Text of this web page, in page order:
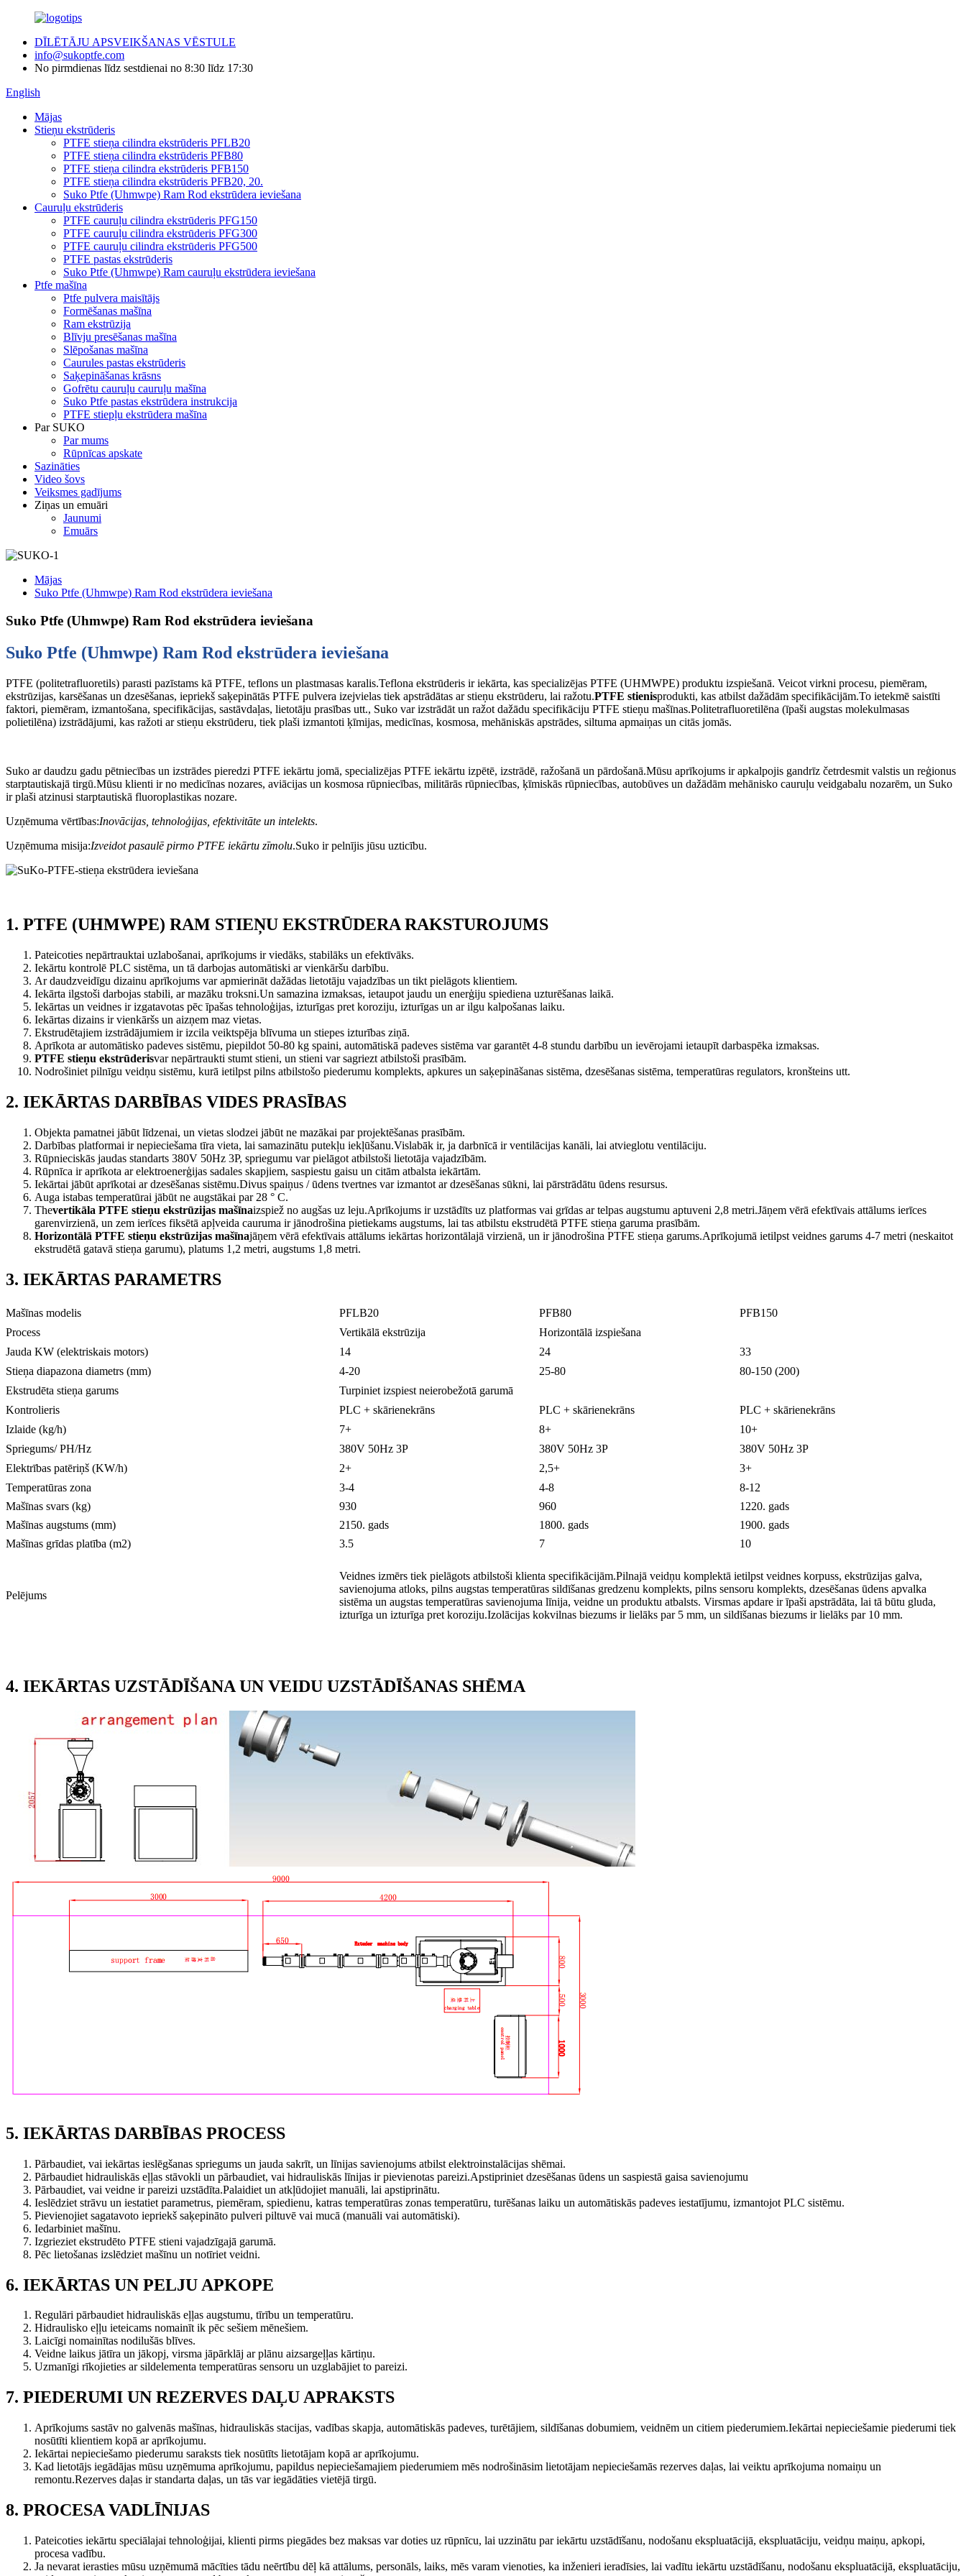
DĪLĒTĀJU APSVEIKŠANAS VĒSTULE
info@sukoptfe.com
No pirmdienas līdz sestdienai no 8:30 līdz 17:30
English
Mājas
Stieņu ekstrūderis
PTFE stieņa cilindra ekstrūderis PFLB20
PTFE stieņa cilindra ekstrūderis PFB80
PTFE stieņa cilindra ekstrūderis PFB150
PTFE stieņa cilindra ekstrūderis PFB20, 20.
Suko Ptfe (Uhmwpe) Ram Rod ekstrūdera ieviešana
Cauruļu ekstrūderis
PTFE cauruļu cilindra ekstrūderis PFG150
PTFE cauruļu cilindra ekstrūderis PFG300
PTFE cauruļu cilindra ekstrūderis PFG500
PTFE pastas ekstrūderis
Suko Ptfe (Uhmwpe) Ram cauruļu ekstrūdera ieviešana
Ptfe mašīna
Ptfe pulvera maisītājs
Formēšanas mašīna
Ram ekstrūzija
Blīvju presēšanas mašīna
Slēpošanas mašīna
Caurules pastas ekstrūderis
Saķepināšanas krāsns
Gofrētu cauruļu cauruļu mašīna
Suko Ptfe pastas ekstrūdera instrukcija
PTFE stiepļu ekstrūdera mašīna
Par SUKO
Par mums
Rūpnīcas apskate
Sazināties
Video šovs
Veiksmes gadījums
Ziņas un emuāri
Jaunumi
Emuārs
Mājas
Suko Ptfe (Uhmwpe) Ram Rod ekstrūdera ieviešana
Suko Ptfe (Uhmwpe) Ram Rod ekstrūdera ieviešana
Suko Ptfe (Uhmwpe) Ram Rod ekstrūdera ieviešana
PTFE (politetrafluoretils) parasti pazīstams kā PTFE, teflons un plastmasas karalis.Teflona ekstrūderis ir iekārta, kas specializējas PTFE (UHMWPE) produktu izspiešanā. Veicot virkni procesu, piemēram,
ekstrūzijas, karsēšanas un dzesēšanas, iepriekš saķepinātās PTFE pulvera izejvielas tiek apstrādātas ar stieņu ekstrūderu, lai ražotu.PTFE stienisprodukti, kas atbilst dažādām specifikācijām.To ietekmē saistīti
faktori, piemēram, izmantošana, specifikācijas, sastāvdaļas, lietotāju prasības utt., Suko var izstrādāt un ražot dažādu specifikāciju PTFE stieņu mašīnas.Politetrafluoretilēna (īpaši augstas molekulmasas
polietilēna) izstrādājumi, kas ražoti ar stieņu ekstrūderu, tiek plaši izmantoti ķīmijas, medicīnas, kosmosa, mehāniskās apstrādes, siltuma apmaiņas un citās jomās.
Suko ar daudzu gadu pētniecības un izstrādes pieredzi PTFE iekārtu jomā, specializējas PTFE iekārtu izpētē, izstrādē, ražošanā un pārdošanā.Mūsu aprīkojums ir apkalpojis gandrīz četrdesmit valstis un reģionus
starptautiskajā tirgū.Mūsu klienti ir no medicīnas nozares, aviācijas un kosmosa rūpniecības, militārās rūpniecības, ķīmiskās rūpniecības, autobūves un dažādām mehānisko cauruļu veidgabalu nozarēm, un Suko
ir plaši atzinusi starptautiskā fluoroplastikas nozare.
Uzņēmuma vērtības:Inovācijas, tehnoloģijas, efektivitāte un intelekts.
Uzņēmuma misija:Izveidot pasaulē pirmo PTFE iekārtu zīmolu.Suko ir pelnījis jūsu uzticību.
1. PTFE (UHMWPE) RAM STIEŅU EKSTRŪDERA RAKSTUROJUMS
Pateicoties nepārtrauktai uzlabošanai, aprīkojums ir viedāks, stabilāks un efektīvāks.
Iekārtu kontrolē PLC sistēma, un tā darbojas automātiski ar vienkāršu darbību.
Ar daudzveidīgu dizainu aprīkojums var apmierināt dažādas lietotāju vajadzības un tikt pielāgots klientiem.
Iekārta ilgstoši darbojas stabili, ar mazāku troksni.Un samazina izmaksas, ietaupot jaudu un enerģiju spiediena uzturēšanas laikā.
Iekārtas un veidnes ir izgatavotas pēc īpašas tehnoloģijas, izturīgas pret koroziju, izturīgas un ar ilgu kalpošanas laiku.
Iekārtas dizains ir vienkāršs un aizņem maz vietas.
Ekstrudētajiem izstrādājumiem ir izcila veiktspēja blīvuma un stiepes izturības ziņā.
Aprīkota ar automātisko padeves sistēmu, piepildot 50-80 kg spaini, automātiskā padeves sistēma var garantēt 4-8 stundu darbību un ievērojami ietaupīt darbaspēka izmaksas.
PTFE stieņu ekstrūderisvar nepārtraukti stumt stieni, un stieni var sagriezt atbilstoši prasībām.
Nodrošiniet pilnīgu veidņu sistēmu, kurā ietilpst pilns atbilstošo piederumu komplekts, apkures un saķepināšanas sistēma, dzesēšanas sistēma, temperatūras regulators, kronšteins utt.
2. IEKĀRTAS DARBĪBAS VIDES PRASĪBAS
Objekta pamatnei jābūt līdzenai, un vietas slodzei jābūt ne mazākai par projektēšanas prasībām.
Darbības platformai ir nepieciešama tīra vieta, lai samazinātu putekļu iekļūšanu.Vislabāk ir, ja darbnīcā ir ventilācijas kanāli, lai atvieglotu ventilāciju.
Rūpnieciskās jaudas standarts 380V 50Hz 3P, spriegumu var pielāgot atbilstoši lietotāja vajadzībām.
Rūpnīca ir aprīkota ar elektroenerģijas sadales skapjiem, saspiestu gaisu un citām atbalsta iekārtām.
Iekārtai jābūt aprīkotai ar dzesēšanas sistēmu.Divus spaiņus / ūdens tvertnes var izmantot ar dzesēšanas sūkni, lai pārstrādātu ūdens resursus.
Auga istabas temperatūrai jābūt ne augstākai par 28 ° C.
Thevertikāla PTFE stieņu ekstrūzijas mašīnaizspiež no augšas uz leju.Aprīkojums ir uzstādīts uz platformas vai grīdas ar telpas augstumu aptuveni 2,8 metri.Jāņem vērā efektīvais attālums ierīces
garenvirzienā, un zem ierīces fiksētā apļveida cauruma ir jānodrošina pietiekams augstums, lai tas atbilstu ekstrudētā PTFE stieņa garuma prasībām.
Horizontālā PTFE stieņu ekstrūzijas mašīnajāņem vērā efektīvais attālums iekārtas horizontālajā virzienā, un ir jānodrošina PTFE stieņa garums.Aprīkojumā ietilpst veidnes garums 4-7 metri (neskaitot
ekstrudētā gatavā stieņa garumu), platums 1,2 metri, augstums 1,8 metri.
3. IEKĀRTAS PARAMETRS
Mašīnas modelis PFLB20 PFB80
PFB150
Process
Vertikālā ekstrūzija
Horizontālā izspiešana
Jauda KW (elektriskais motors)
14 24
33
Stieņa diapazona diametrs (mm)
4-20 25-80
80-150 (200)
Ekstrudēta stieņa garums
Turpiniet izspiest neierobežotā garumā
Kontrolieris
PLC + skārienekrāns PLC + skārienekrāns
PLC + skārienekrāns
Izlaide (kg/h)
7+ 8+
10+
Spriegums/ PH/Hz
380V 50Hz 3P 380V 50Hz 3P
380V 50Hz 3P
Elektrības patēriņš (KW/h)
2+ 2,5+
3+
Temperatūras zona
3-4 4-8
8-12
Mašīnas svars (kg)
930 960
1220. gads
Mašīnas augstums (mm)
2150. gads 1800. gads
1900. gads
Mašīnas grīdas platība (m2)
3.5 7 10
Pelējums
Veidnes izmērs tiek pielāgots atbilstoši klienta specifikācijām.Pilnajā veidņu komplektā ietilpst veidnes korpuss, ekstrūzijas galva,
savienojuma atloks, pilns augstas temperatūras sildīšanas gredzenu komplekts, pilns sensoru komplekts, dzesēšanas ūdens apvalka
sistēma un augstas temperatūras savienojuma līnija, veidne un produktu atbalsts. Virsmas apdare ir īpaši apstrādāta, lai tā būtu gluda,
izturīga un izturīga pret koroziju.Izolācijas kokvilnas biezums ir lielāks par 5 mm, un sildīšanas biezums ir lielāks par 10 mm.
4. IEKĀRTAS UZSTĀDĪŠANA UN VEIDU UZSTĀDĪŠANAS SHĒMA
5. IEKĀRTAS DARBĪBAS PROCESS
Pārbaudiet, vai iekārtas ieslēgšanas spriegums un jauda sakrīt, un līnijas savienojums atbilst elektroinstalācijas shēmai.
Pārbaudiet hidrauliskās eļļas stāvokli un pārbaudiet, vai hidrauliskās līnijas ir pievienotas pareizi.Apstipriniet dzesēšanas ūdens un saspiestā gaisa savienojumu
Pārbaudiet, vai veidne ir pareizi uzstādīta.Palaidiet un atkļūdojiet manuāli, lai apstiprinātu.
Ieslēdziet strāvu un iestatiet parametrus, piemēram, spiedienu, katras temperatūras zonas temperatūru, turēšanas laiku un automātiskās padeves iestatījumu, izmantojot PLC sistēmu.
Pievienojiet sagatavoto iepriekš saķepināto pulveri piltuvē vai mucā (manuāli vai automātiski).
Iedarbiniet mašīnu.
Izgrieziet ekstrudēto PTFE stieni vajadzīgajā garumā.
Pēc lietošanas izslēdziet mašīnu un notīriet veidni.
6. IEKĀRTAS UN PELJU APKOPE
Regulāri pārbaudiet hidrauliskās eļļas augstumu, tīrību un temperatūru.
Hidraulisko eļļu ieteicams nomainīt ik pēc sešiem mēnešiem.
Laicīgi nomainītas nodilušās blīves.
Veidne laikus jātīra un jākopj, virsma jāpārklāj ar plānu aizsargeļļas kārtiņu.
Uzmanīgi rīkojieties ar sildelementa temperatūras sensoru un uzglabājiet to pareizi.
7. PIEDERUMI UN REZERVES DAĻU APRAKSTS
Aprīkojums sastāv no galvenās mašīnas, hidrauliskās stacijas, vadības skapja, automātiskās padeves, turētājiem, sildīšanas dobumiem, veidnēm un citiem piederumiem.Iekārtai nepieciešamie piederumi tiek
nosūtīti klientiem kopā ar aprīkojumu.
Iekārtai nepieciešamo piederumu saraksts tiek nosūtīts lietotājam kopā ar aprīkojumu.
Kad lietotājs iegādājas mūsu uzņēmuma aprīkojumu, papildus nepieciešamajiem piederumiem mēs nodrošināsim lietotājam nepieciešamās rezerves daļas, lai veiktu aprīkojuma nomaiņu un
remontu.Rezerves daļas ir standarta daļas, un tās var iegādāties vietējā tirgū.
8. PROCESA VADLĪNIJAS
Pateicoties iekārtu speciālajai tehnoloģijai, klienti pirms piegādes bez maksas var doties uz rūpnīcu, lai uzzinātu par iekārtu uzstādīšanu, nodošanu ekspluatācijā, ekspluatāciju, veidņu maiņu, apkopi,
procesa vadību.
Ja nevarat ierasties mūsu uzņēmumā mācīties tādu neērtību dēļ kā attālums, personāls, laiks, mēs varam vienoties, ka inženieri ieradīsies, lai vadītu iekārtu uzstādīšanu, nodošanu ekspluatācijā, ekspluatāciju,